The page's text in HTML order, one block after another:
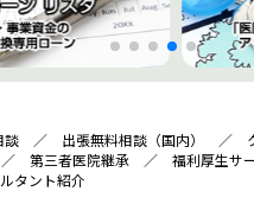
談 ／ 出張無料相談（国内） ／
第三者医院継承 ／ 福利厚生サ
タント紹介